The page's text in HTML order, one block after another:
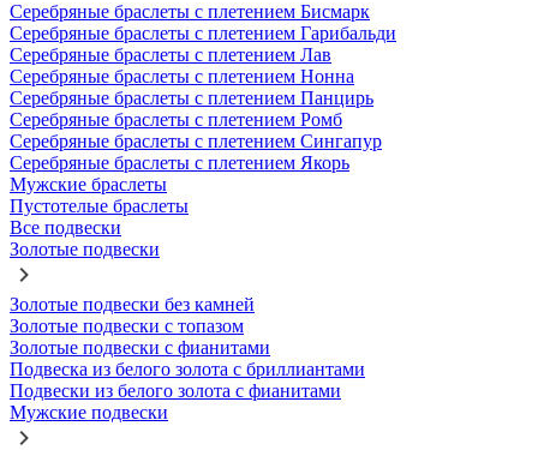
Серебряные браслеты с плетением Бисмарк
Серебряные браслеты с плетением Гарибальди
Серебряные браслеты с плетением Лав
Серебряные браслеты с плетением Нонна
Серебряные браслеты с плетением Панцирь
Серебряные браслеты с плетением Ромб
Серебряные браслеты с плетением Сингапур
Серебряные браслеты с плетением Якорь
Мужские браслеты
Пустотелые браслеты
Все подвески
Золотые подвески
Золотые подвески без камней
Золотые подвески с топазом
Золотые подвески с фианитами
Подвеска из белого золота с бриллиантами
Подвески из белого золота с фианитами
Мужские подвески